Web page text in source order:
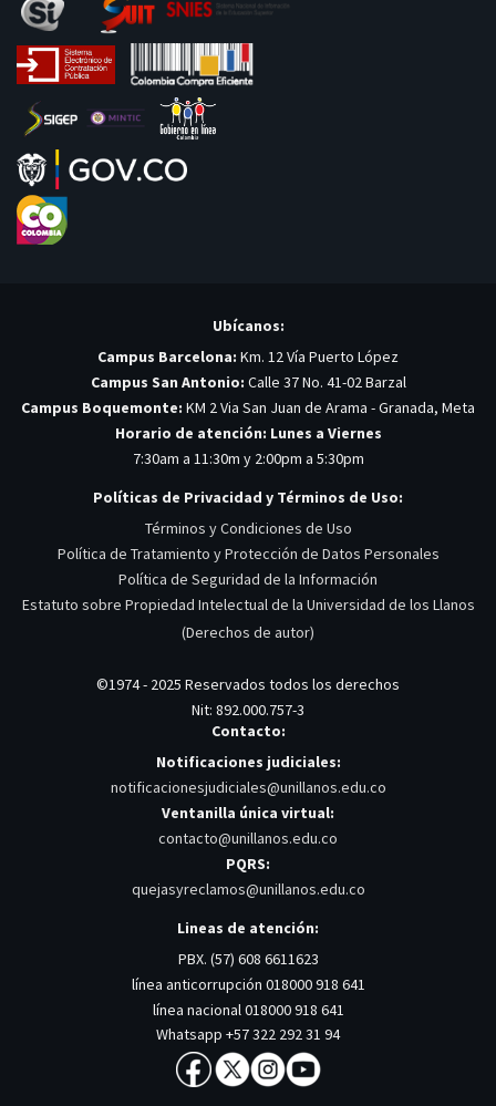
Ubícanos:
Campus Barcelona: Km. 12 Vía Puerto López
Campus San Antonio: Calle 37 No. 41-02 Barzal
Campus Boquemonte: KM 2 Via San Juan de Arama - Granada, Meta
Horario de atención: Lunes a Viernes
7:30am a 11:30m y 2:00pm a 5:30pm
Políticas de Privacidad y Términos de Uso:
Términos y Condiciones de Uso
Política de Tratamiento y Protección de Datos Personales
Política de Seguridad de la Información
Estatuto sobre Propiedad Intelectual de la Universidad de los Llanos
(Derechos de autor)
©1974 - 2025 Reservados todos los derechos
Nit: 892.000.757-3
Contacto:
Notificaciones judiciales:
notificacionesjudiciales@unillanos.edu.co
Ventanilla única virtual:
contacto@unillanos.edu.co
PQRS:
quejasyreclamos@unillanos.edu.co
Lineas de atención:
PBX. (57) 608 6611623
línea anticorrupción 018000 918 641
línea nacional 018000 918 641
Whatsapp +57 322 292 31 94